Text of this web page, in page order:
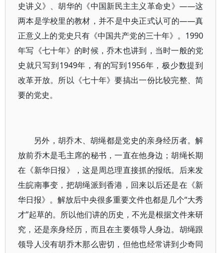
史讲义》、胡华的《中国新民主主义革命史》——这
两本是学校里的教材，并不是中央正式认可的——真
正意义上的党史只有《中国共产党的三十年》。1990
年写《七十年》的时候，乔木也讲到，当时一般的党
史就只写到1949年，有的写到1956年，极少数提到
改革开放。所以《七十年》要搞出一份比较完整、简
要的党史。
另外，胡乔木、胡绳都是党史的亲身经历者。解
放前乔木是毛主席的秘书，一直在他身边；胡绳长期
在《新华日报》，这是周总理直接抓的报纸。后来发
生皖南事变，把胡绳派到香港，回来以后还是在《新
华日报》。解放后中央很多重要文件也都是几个“大秀
才”起草的。所以他们讲的历史，不光是根据文件来研
究，还是亲身经历，而且在主要领导人身边。胡绳跟
领导人没有胡乔木那么密切，但他也经常讲到少奇同